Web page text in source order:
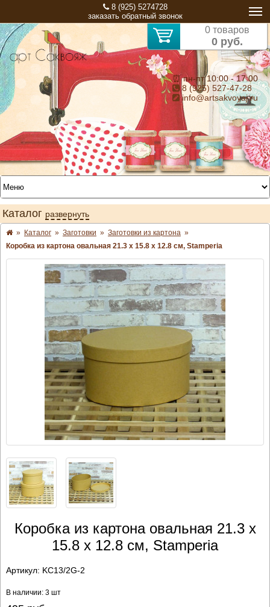
8 (925) 5274728
заказать обратный звонок
0 товаров
0 руб.
⏰ пн-пт 10:00 - 17:00
8 (925) 527-47-28
info@artsakvoyaj.ru
Каталог развернуть
» Каталог » Заготовки » Заготовки из картона »
Коробка из картона овальная 21.3 х 15.8 х 12.8 см, Stamperia
Коробка из картона овальная 21.3 х
15.8 х 12.8 см, Stamperia
Артикул: KC13/2G-2
В наличии: 3 шт